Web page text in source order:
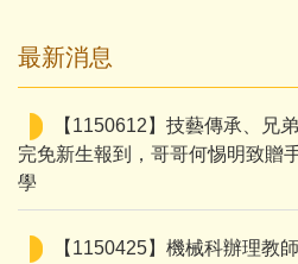
最新消息
【1150612】技藝傳承、兄
完免新生報到，哥哥何惕明致贈
學
【1150425】機械科辦理教